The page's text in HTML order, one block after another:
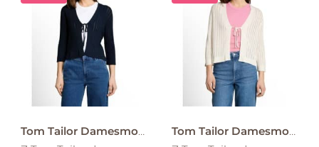
Tom Tailor Damesmode
Tom Tailor Damesmode